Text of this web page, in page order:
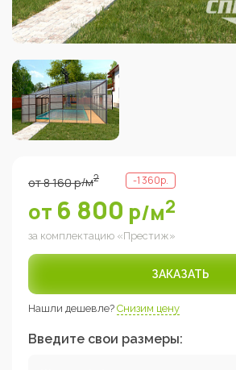
от8 160р/м2 -1 360р.
от 6 800 р/м2
за комплектацию «Престиж»
ЗАКАЗАТЬ
Нашли дешевле? Снизим цену
Введите свои размеры: